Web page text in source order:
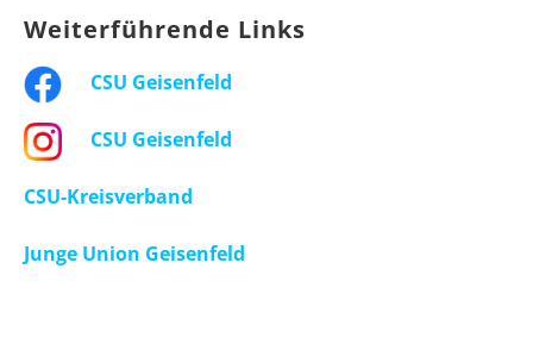
Weiterführende Links
CSU Geisenfeld
CSU Geisenfeld
CSU-Kreisverband
Junge Union Geisenfeld